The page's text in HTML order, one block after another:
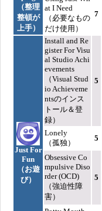
（整理
整頓が
上手）
at I Need
（必要なもの
だけ使用）
7
Just For
Fun
（お遊
び）
Install and Re
gister For Visu
al Studio Achi
evements
（Visual Stud
io Achieveme
ntsのインス
トール＆登
録）
5
Lonely
（孤独）
5
Obsessive Co
mpulsive Diso
rder (OCD)
（強迫性障
害）
5